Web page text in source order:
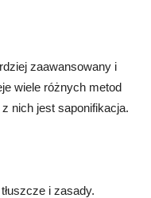
zaawansowany i
wiele różnych metod
nich jest saponifikacja.
i zasady.